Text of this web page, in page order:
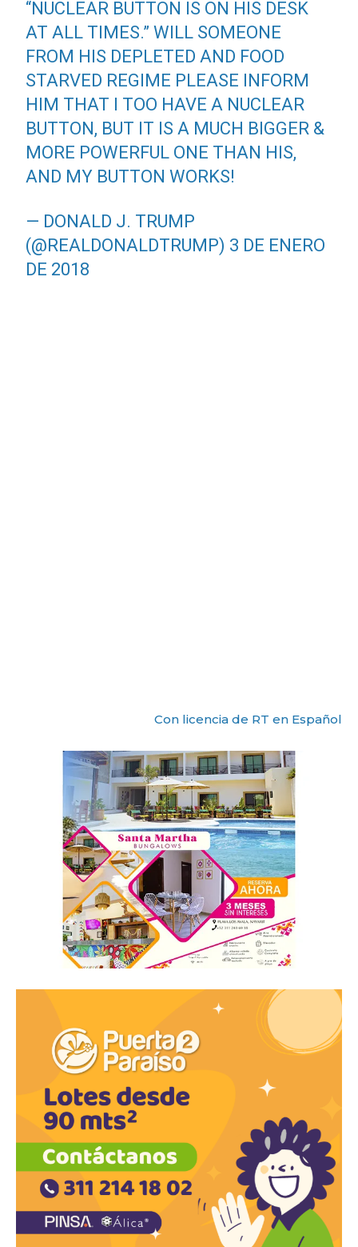
“NUCLEAR BUTTON IS ON HIS DESK
AT ALL TIMES.” WILL SOMEONE
FROM HIS DEPLETED AND FOOD
STARVED REGIME PLEASE INFORM
HIM THAT I TOO HAVE A NUCLEAR
BUTTON, BUT IT IS A MUCH BIGGER &
MORE POWERFUL ONE THAN HIS,
AND MY BUTTON WORKS!
— DONALD J. TRUMP
(@REALDONALDTRUMP) 3 DE ENERO
DE 2018
Con licencia de RT en Español